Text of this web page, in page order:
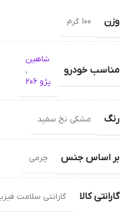
وزن 100 گرم
مناسب خودرو
شاهین
,
پژو 206
رنگ مشکی نخ سفید
بر اساس جنس چرمی
گارانتی کالا گارانتی سلامت